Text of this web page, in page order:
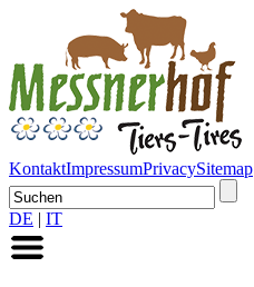
KontaktImpressumPrivacySitemap
DE | IT